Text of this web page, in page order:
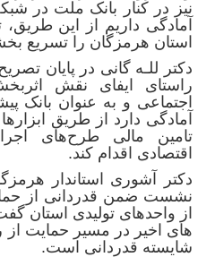
نیز در کنار بانک ملت در
آمادگی داریم از این
استان هرمزگان را تسریع
دکتر للـه گانی در پایان
راستای ایفای نقش
اجتماعی و به عنوان بانک
آمادگی دارد از طریق
تامین مالی طرح‌های
اقتصادی اقدام کند.
دکتر آشوری استاندار
نشست ضمن قدردانی از
از واحدهای تولیدی استان
های اخیر در مسیر حمایت از
شایسته قدردانی است.